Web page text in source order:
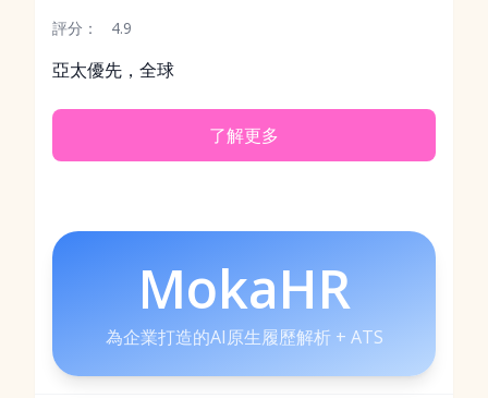
評分：
4.9
亞太優先，全球
了解更多
MokaHR
為企業打造的AI原生履歷解析 + ATS